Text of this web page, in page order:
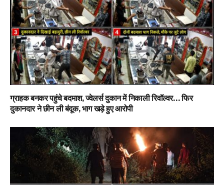
ग्राहक बनकर पहुंचे बदमाश, ज्वेलर्स दुकान में निकाली रिवॉल्वर… फिर
दुकानदार ने छीन ली बंदूक, भाग खड़े हुए आरोपी